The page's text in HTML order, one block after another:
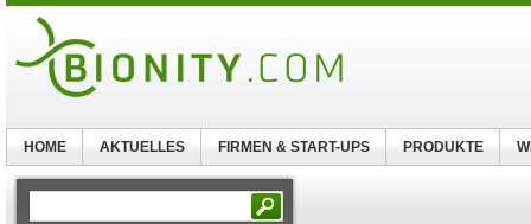
HOME AKTUELLES FIRMEN & START-UPS PRODUKTE